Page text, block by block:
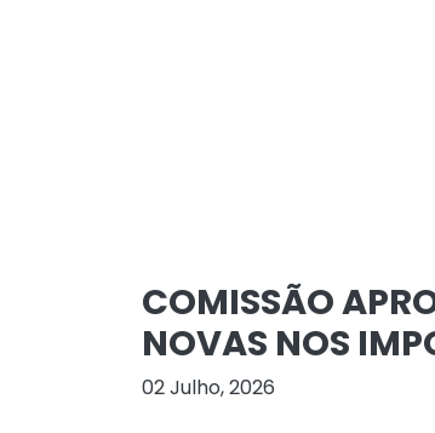
COMISSÃO
NOVAS NOS
02 Julho, 2026